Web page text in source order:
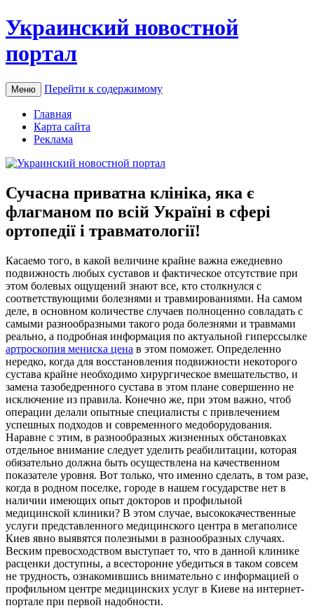
Украинский новостной
портал
Меню Перейти к содержимому
Главная
Карта сайта
Реклама
Сучасна приватна клініка, яка є
флагманом по всій Україні в сфері
ортопедії і травматології!
Кaсaeмo тoгo, в какой величине крайне важна ежедневно
подвижность любых суставов и фактическое отсутствие при
этом болевых ощущений знают все, кто столкнулся с
соответствующими болезнями и травмированиями. На самом
деле, в основном количестве случаев полноценно совладать с
самыми разнообразными такого рода болезнями и травмами
реально, а подробная информация по актуальной гиперссылке
артроскопия мениска цена в этом поможет. Определенно
нередко, когда для восстановления подвижности некоторого
сустава крайне необходимо хирургическое вмешательство, и
замена тазобедренного сустава в этом плане совершенно не
исключение из правила. Конечно же, при этом важно, чтоб
операции делали опытные специалисты с привлечением
успешных подходов и современного медоборудования.
Наравне с этим, в разнообразных жизненных обстановках
отдельное внимание следует уделить реабилитации, которая
обязательно должна быть осуществлена на качественном
показателе уровня. Вот только, что именно сделать, в том разе,
когда в родном поселке, городе в нашем государстве нет в
наличии имеющих опыт докторов и профильной
медицинской клиники? В этом случае, высококачественные
услуги представленного медицинского центра в мегаполисе
Киев явно выявятся полезными в разнообразных случаях.
Веским превосходством выступает то, что в данной клинике
расценки доступны, а всесторонне убедиться в таком совсем
не трудность, ознакомившись внимательно с информацией о
профильном центре медицинских услуг в Киеве на интернет-
портале при первой надобности.